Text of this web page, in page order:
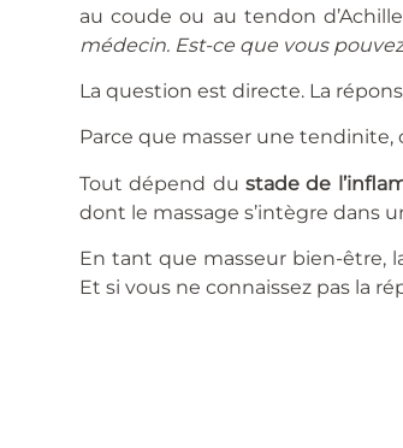
au coude ou au tendon
médecin. Est-ce que vous
La question est directe. La
Parce que masser une tendinite,
Tout dépend dustade de
dont le massage s’intègre dans
En tant que masseur bien-être,
Et si vous ne connaissez pas la